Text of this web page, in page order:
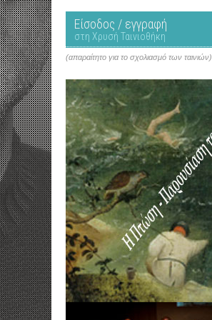
Είσοδος / εγγραφή
στη Χρυσή Ταινιοθήκη
(απαραίτητο για το σχολιασμό των ταινιών)